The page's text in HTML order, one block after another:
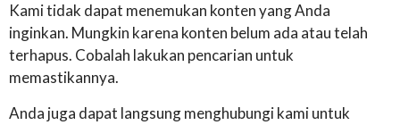
Kami tidak dapat menemukan konten yang Anda
inginkan. Mungkin karena konten belum ada atau telah
terhapus. Cobalah lakukan pencarian untuk
memastikannya.
Anda juga dapat langsung menghubungi kami untuk